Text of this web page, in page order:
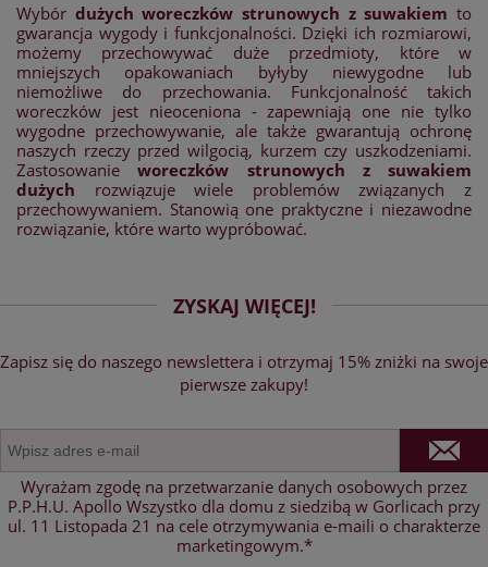
Wybór dużych woreczków strunowych z suwakiem to
gwarancja wygody i funkcjonalności. Dzięki ich rozmiarowi,
możemy przechowywać duże przedmioty, które w
mniejszych opakowaniach byłyby niewygodne lub
niemożliwe do przechowania. Funkcjonalność takich
woreczków jest nieoceniona - zapewniają one nie tylko
wygodne przechowywanie, ale także gwarantują ochronę
naszych rzeczy przed wilgocią, kurzem czy uszkodzeniami.
Zastosowanieworeczków strunowych z suwakiem
dużych rozwiązuje wiele problemów związanych z
przechowywaniem. Stanowią one praktyczne i niezawodne
rozwiązanie, które warto wypróbować.
ZYSKAJ WIĘCEJ!
Zapisz się do naszego newslettera i otrzymaj 15% zniżki na swoje
pierwsze zakupy!
Wyrażam zgodę na przetwarzanie danych osobowych przez
P.P.H.U. Apollo Wszystko dla domu z siedzibą w Gorlicach przy
ul. 11 Listopada 21 na cele otrzymywania e-maili o charakterze
marketingowym.*